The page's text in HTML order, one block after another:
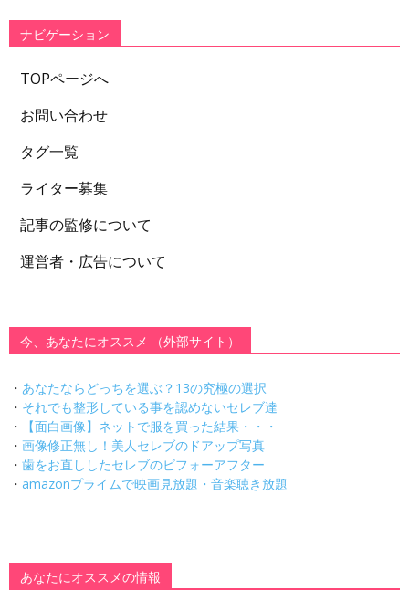
ー
ナビゲーション
TOPページへ
お問い合わせ
タグ一覧
ライター募集
記事の監修について
運営者・広告について
今、あなたにオススメ （外部サイト）
・ あなたならどっちを選ぶ？13の究極の選択
・ それでも整形している事を認めないセレブ達
・
【面白画像】ネットで服を買った結果・・・
・ 画像修正無し！美人セレブのドアップ写真
・ 歯をお直ししたセレブのビフォーアフター
・ amazonプライムで映画見放題・音楽聴き放題
あなたにオススメの情報